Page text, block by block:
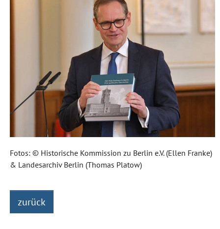
Fotos: © Historische Kommission zu Berlin e.V. (Ellen Franke)
& Landesarchiv Berlin (Thomas Platow)
zurück